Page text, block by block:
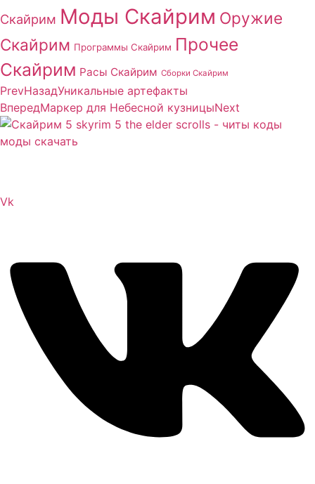
Скайрим Моды Скайрим Оружие
Скайрим Программы Скайрим Прочее
Скайрим Расы Скайрим Сборки Скайрим
PrevНазадУникальные артефакты
ВпередМаркер для Небесной кузницыNext
Vk